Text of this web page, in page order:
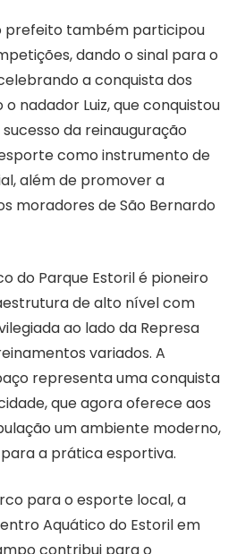
prefeito também participou
dando o sinal para o
a conquista dos
nadador Luiz, que conquistou
da reinauguração
como instrumento de
além de promover a
moradores de São Bernardo
do Parque Estoril é pioneiro
de alto nível com
ao lado da Represa
variados. A
representa uma conquista
que agora oferece aos
um ambiente moderno,
a prática esportiva.
para o esporte local, a
Aquático do Estoril em